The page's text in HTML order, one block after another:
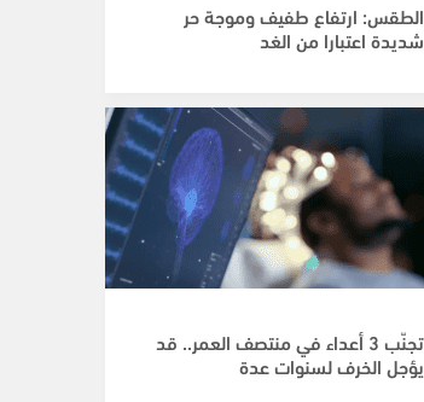
الطقس: ارتفاع طفيف وموجة حر
شديدة اعتبارا من الغد
تجنّب 3 أعداء في منتصف العمر.. قد
يؤجل الخرف لسنوات عدة